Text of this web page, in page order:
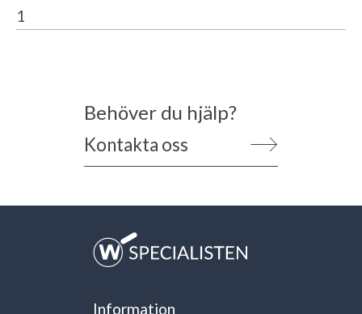
1
Behöver du hjälp?
Kontakta oss
Information